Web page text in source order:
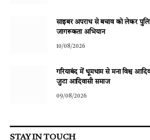
साइबर अपराध से बचाव को लेकर
जागरूकता अभियान
10/08/2026
गरियाबंद में धूमधाम से मना विश्व
जुटा आदिवासी समाज
09/08/2026
STAY IN TOUCH